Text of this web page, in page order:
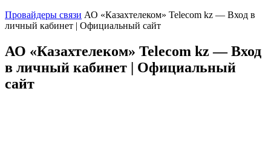
Провайдеры связи АО «Казахтелеком» Telecom kz — Вход в
личный кабинет | Официальный сайт
АО «Казахтелеком» Telecom kz — Вход
в личный кабинет | Официальный
сайт